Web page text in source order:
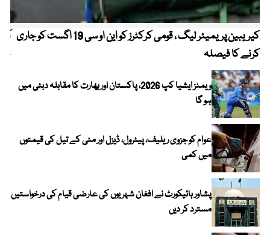
کیریبین پریمیئر لیگ ، قومی کرکٹرز کو این او سی 19 اگست کو جاری
کرنے کا فیصلہ
ویمنز ایشیا کپ 2026، پاکستان اور بھارت کا مقابلہ دبئی میں
ہو گا
عوام کو جزوی ریلیف، پیٹرول، ڈیزل اور مٹی کے تیل کی قیمتوں
میں کمی
پشاور ہائیکورٹ نے افغان شہریوں کی عارضی قیام کی درخواستیں
مسترد کر دیں